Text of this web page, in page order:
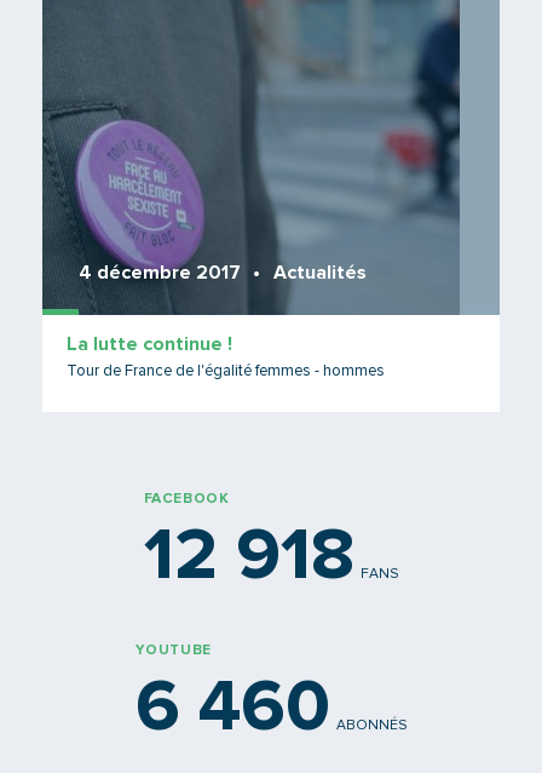
4 décembre 2017 Actualités
La lutte continue !
Tour de France de l'égalité femmes - hommes
FACEBOOK
12 918 FANS
YOUTUBE
6 460 ABONNÉS